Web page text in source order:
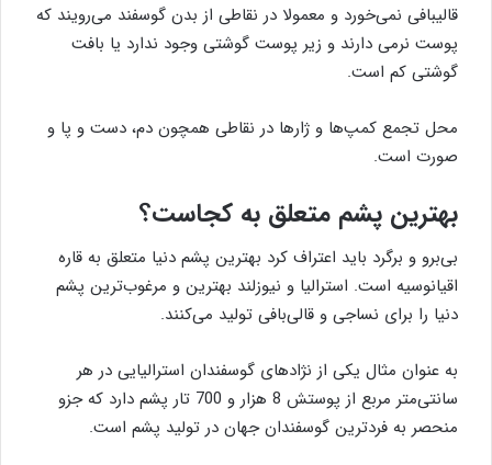
قالیبافی نمی‌خورد و معمولا در نقاطی از بدن گوسفند می‌رویند که
پوست نرمی دارند و زیر پوست گوشتی وجود ندارد یا بافت
گوشتی کم است.
محل تجمع کمپ‌ها و ژارها در نقاطی همچون دم، دست و پا و
صورت است.
بهترین پشم متعلق به کجاست؟
بی‌برو و برگرد باید اعتراف کرد بهترین پشم دنیا متعلق به قاره
اقیانوسیه است. استرالیا و نیوزلند بهترین و مرغوب‌ترین پشم
دنیا را برای نساجی و قالی‌بافی تولید می‌کنند.
به عنوان مثال یکی از نژادهای گوسفندان استرالیایی در هر
سانتی‌متر مربع از پوستش 8 هزار و 700 تار پشم دارد که جزو
منحصر به فردترین گوسفندان جهان در تولید پشم است.